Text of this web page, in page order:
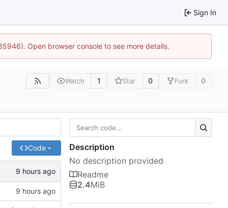
Sign In
Open browser console to see more details.
Watch 1 Star 0 Fork 0
Code
Description
No description provided
Readme
2.4MiB